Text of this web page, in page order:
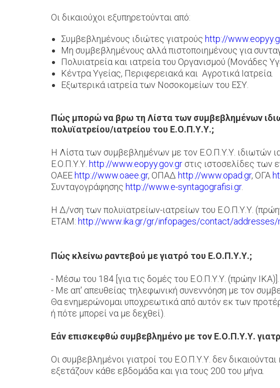
Οι δικαιούχοι εξυπηρετούνται από:
Συμβεβλημένους ιδιώτες γιατρούς http://
Μη συμβεβλημένους αλλά πιστοποιημένους για
Πολυιατρεία και ιατρεία του Οργανισμού (Μονάδες
Κέντρα Υγείας, Περιφερειακά και Αγροτικά Ιατρεία.
Εξωτερικά ιατρεία των Νοσοκομείων του ΕΣΥ.
Πώς μπορώ να βρω τη Λίστα των συμβεβλημένων
πολυϊατρείου/ιατρείου του Ε.Ο.Π.Υ.Υ.;
Η Λίστα των συμβεβλημένων με τον Ε.Ο.Π.Υ.Υ. ιδιωτών
Ε.Ο.Π.Υ.Υ. http://www.eopyy.gov.gr στις ιστοσελίδες
ΟΑΕΕ http://www.oaee.gr, ΟΠΑΔ http://www.opad.gr, ΟΓΑ
Συνταγογράφησης http://www.e-syntagografisi.gr.
Η Δ/νση των πολυϊατρείων-ιατρείων του Ε.Ο.Π.Υ.Υ.
ΕΤΑΜ: http://www.ika.gr/gr/infopages/contact/addresses/
Πώς κλείνω ραντεβού με γιατρό του Ε.Ο.Π.Υ.Υ.;
- Μέσω του 184 [για τις δομές του Ε.Ο.Π.Υ.Υ. (πρώην ΙΚΑ)].
- Με απ' απευθείας τηλεφωνική συνεννόηση με τον
Θα ενημερώνομαι υποχρεωτικά από αυτόν εκ των
ή πότε μπορεί να με δεχθεί).
Εάν επισκεφθώ συμβεβλημένο με τον Ε.Ο.Π.Υ.Υ.
Οι συμβεβλημένοι γιατροί του Ε.Ο.Π.Υ.Υ. δεν
εξετάζουν κάθε εβδομάδα και για τους 200 του μήνα.